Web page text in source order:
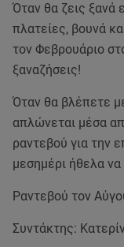
Όταν θα ζεις ξανά
πλατείες, βουνά
τον Φεβρουάριο
ξαναζήσεις!
Όταν θα βλέπετε
απλώνεται μέσα
ραντεβού για την
μεσημέρι ήθελα
Ραντεβού τον
Συντάκτης: